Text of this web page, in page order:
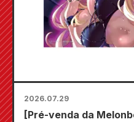
2026.07.29
[Pré-venda da